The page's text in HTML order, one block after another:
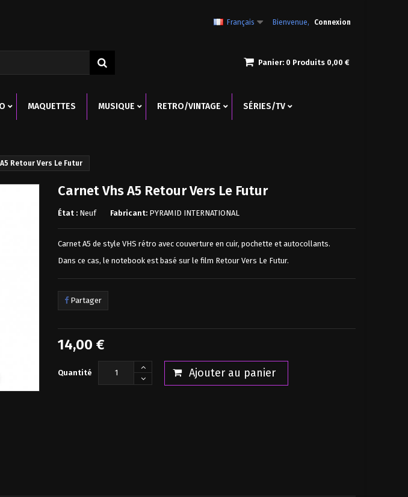
Bienvenue, Connexion
Français
Panier: 0 Produits 0,00 €
MAQUETTES MUSIQUE RETRO/VINTAGE SÉRIES/TV
Retour Vers Le Futur
Scout Trooper Star Wars The Mandalorian...
Carnet Vhs A5 Retour Vers Le Futur
État : Neuf Fabricant: PYRAMID INTERNATIONAL
Carnet A5 de style VHS rétro avec couverture en cuir, pochette et autocollants.
Dans ce cas, le notebook est basé sur le film Retour Vers Le Futur.
Partager
14,00 €
Quantité Ajouter au panier